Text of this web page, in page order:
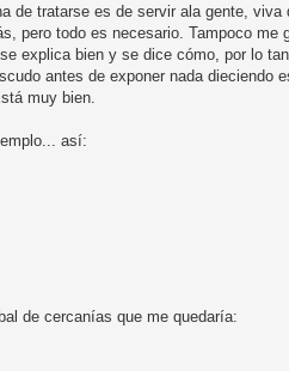
de tratarse es de servir ala gente,
pero todo es necesario. Tampoco
explica bien y se dice cómo, por lo
antes de exponer nada
muy bien.
así:
de cercanías que me quedaría: